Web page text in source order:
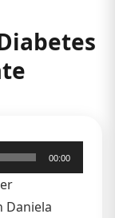
00:00
Daniela